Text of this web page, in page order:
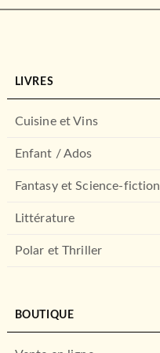
LIVRES
Cuisine et Vins
Enfant / Ados
Fantasy et Science-fiction
Littérature
Polar et Thriller
BOUTIQUE